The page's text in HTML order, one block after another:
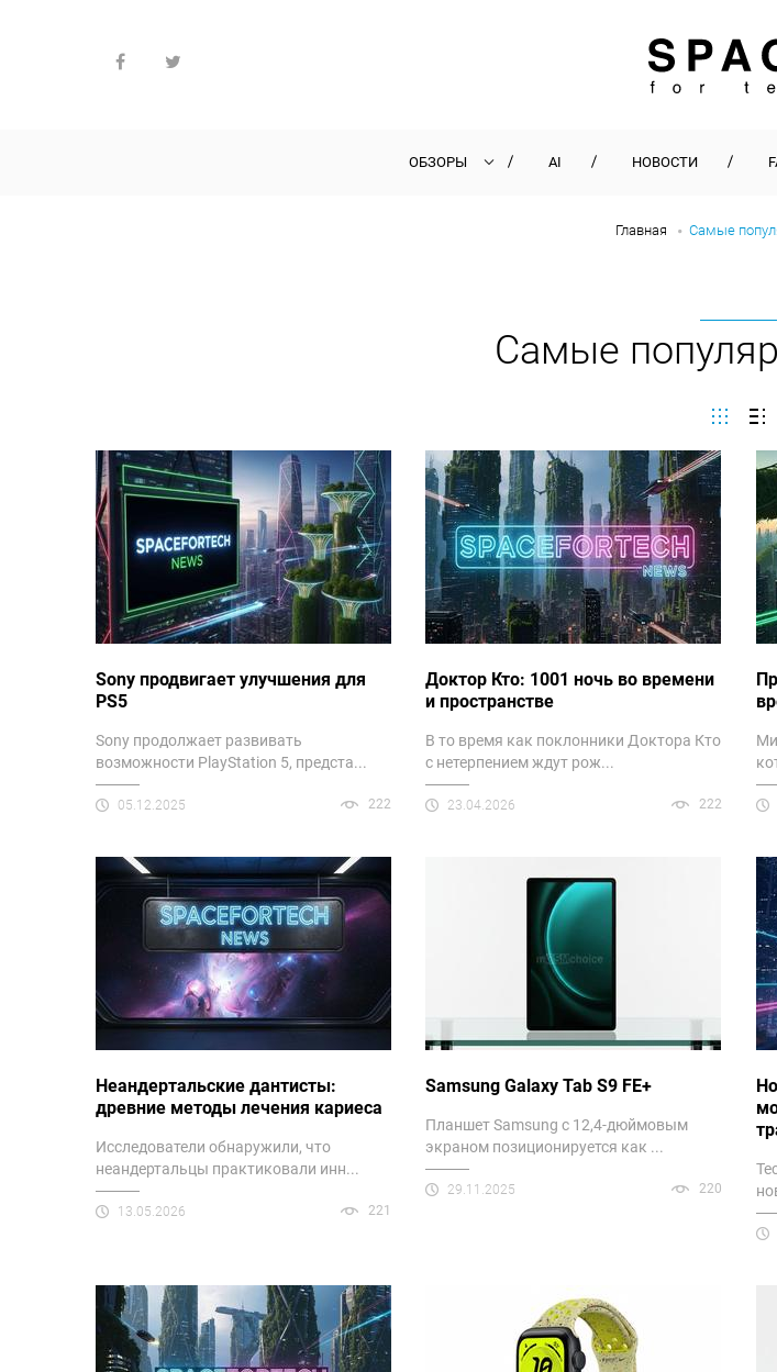
ОБЗОРЫ AI НОВОСТИ
Главная Самые
Самые
Sony продвигает улучшения для
PS5
Sony продолжает развивать
возможности PlayStation 5, предста...
05.12.2025 222
Доктор Кто: 1001 ночь во времени
и пространстве
В то время как поклонники Доктора Кто
с нетерпением ждут рож...
23.04.2026 222
Неандертальские дантисты:
древние методы лечения кариеса
Исследователи обнаружили, что
неандертальцы практиковали инн...
13.05.2026 221
Samsung Galaxy Tab S9 FE+
Планшет Samsung с 12,4-дюймовым
экраном позиционируется как ...
29.11.2025 220